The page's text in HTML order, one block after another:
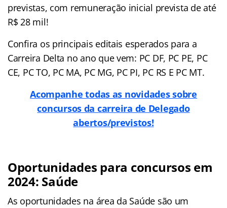
previstas, com remuneração inicial prevista de até
R$ 28 mil!
Confira os principais editais esperados para a
Carreira Delta no ano que vem: PC DF, PC PE, PC
CE, PC TO, PC MA, PC MG, PC PI, PC RS E PC MT.
Acompanhe todas as novidades sobre
concursos da carreira de Delegado
abertos/previstos!
Oportunidades para concursos em
2024: Saúde
As oportunidades na área da Saúde são um